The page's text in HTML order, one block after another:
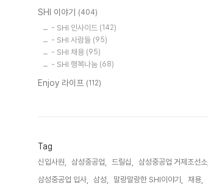
SHI 이야기 (404)
- SHI 인사이드 (142)
- SHI 사람들 (95)
- SHI 채용 (95)
- SHI 행복나눔 (68)
Enjoy 라이프 (112)
Tag
신입사원, 삼성중공업, 드릴십,
삼성중공업 거제조선소,
삼성중공업 입사,
삼성, 말랑말랑한 SHI이야기,
채용,